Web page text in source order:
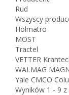
Rud
Wszyscy
Holmatro
MOST
Tractel
VETTER
WALMAG
Yale CMCO
Wyników 1 - 9 z